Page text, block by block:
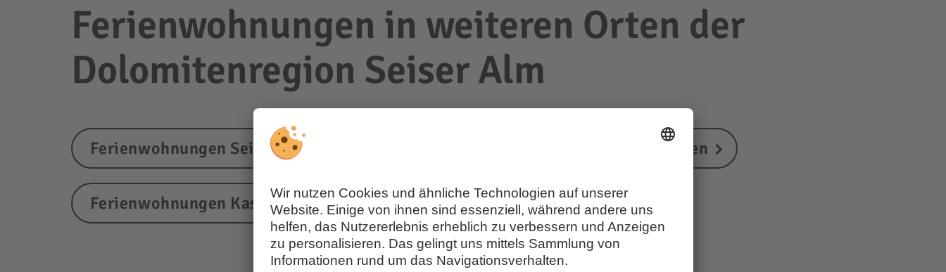
Ferienwohnungen in weiteren Orten der
Dolomitenregion Seiser Alm
Ferienwohnungen Seis am Schlern Ferienwohnungen Tiers am Rosengarten
Ferienwohnungen Kastelruth